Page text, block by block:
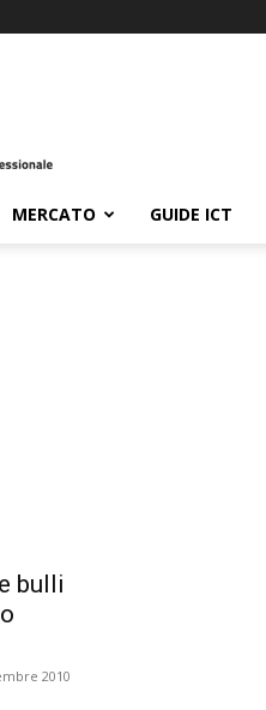
MERCATO GUIDE ICT
bulli
2010